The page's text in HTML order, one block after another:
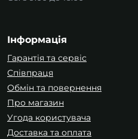
Інформація
Гарантія та сервіс
Співпраця
Обмін та повернення
Про магазин
Угода користувача
Доставка та оплата